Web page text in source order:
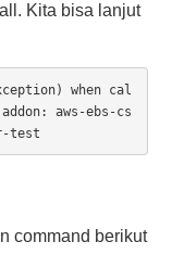
Kita bisa lanjut
when cal
aws-ebs-cs
test
command berikut